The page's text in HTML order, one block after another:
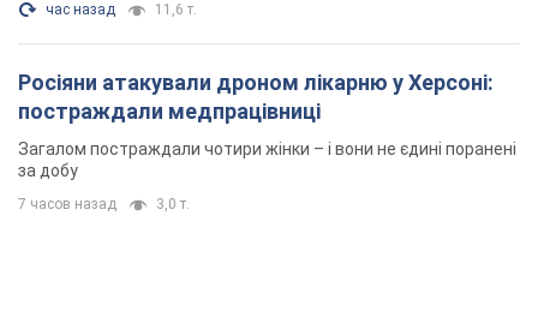
час назад 11,6 т.
Росіяни атакували дроном лікарню у Херсоні:
постраждали медпрацівниці
Загалом постраждали чотири жінки – і вони не єдині поранені
за добу
7 часов назад 3,0 т.